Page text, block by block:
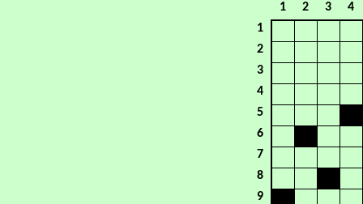
1 2 3
4
1
2
3
4
5
6
7
8
9